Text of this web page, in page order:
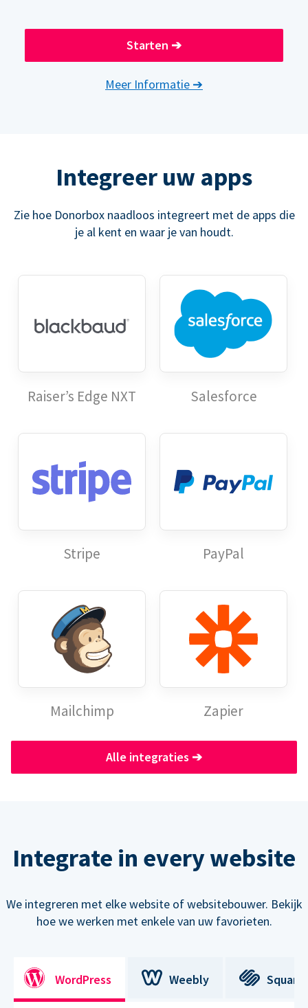
Starten ➔
Meer Informatie ➔
Integreer uw apps
Zie hoe Donorbox naadloos integreert met de apps die
je al kent en waar je van houdt.
Raiser’s Edge NXT Salesforce
Stripe PayPal
Mailchimp Zapier
Alle integraties ➔
Integrate in every website
We integreren met elke website of websitebouwer. Bekijk
hoe we werken met enkele van uw favorieten.
WordPress Weebly